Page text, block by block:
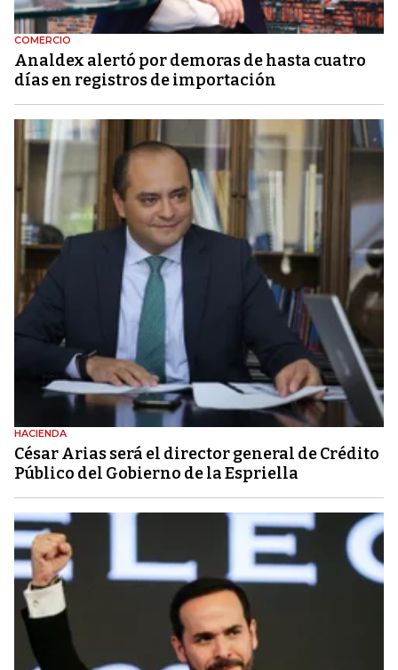
COMERCIO
Analdex alertó por demoras de hasta cuatro
días en registros de importación
HACIENDA
César Arias será el director general de Crédito
Público del Gobierno de la Espriella